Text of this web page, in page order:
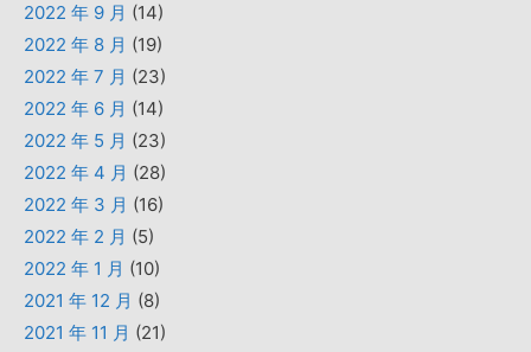
2022 年 9 月 (14)
2022 年 8 月 (19)
2022 年 7 月 (23)
2022 年 6 月 (14)
2022 年 5 月 (23)
2022 年 4 月 (28)
2022 年 3 月 (16)
2022 年 2 月 (5)
2022 年 1 月 (10)
2021 年 12 月 (8)
2021 年 11 月 (21)